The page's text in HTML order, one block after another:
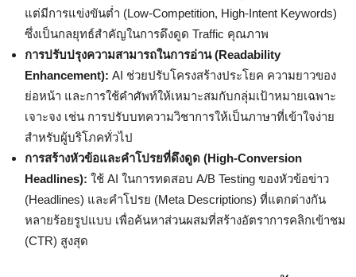
แต่มีการแข่งขันต่ำ (Low-Competition, High-Intent Keywords)
ซึ่งเป็นกลยุทธ์สำคัญในการดึงดูด Traffic คุณภาพ
การปรับปรุงความสามารถในการอ่าน (Readability
Enhancement): AI ช่วยปรับโครงสร้างประโยค ความยาวของ
ย่อหน้า และการใช้คำศัพท์ให้เหมาะสมกับกลุ่มเป้าหมายเฉพาะ
เจาะจง เช่น การปรับบทความวิชาการให้เป็นภาษาที่เข้าใจง่าย
สำหรับผู้บริโภคทั่วไป
การสร้างหัวข้อและคำโปรยที่ดึงดูด (High-Conversion
Headlines): ใช้ AI ในการทดสอบ A/B Testing ของหัวข้อข่าว
(Headlines) และคำโปรย (Meta Descriptions) ที่แตกต่างกัน
หลายร้อยรูปแบบ เพื่อค้นหาส่วนผสมที่สร้างอัตราการคลิกเข้าชม
(CTR) สูงสุด